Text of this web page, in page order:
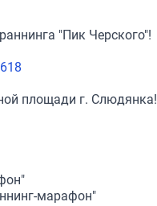
"Пик Черского"!
площади г. Слюдянка!
марафон"